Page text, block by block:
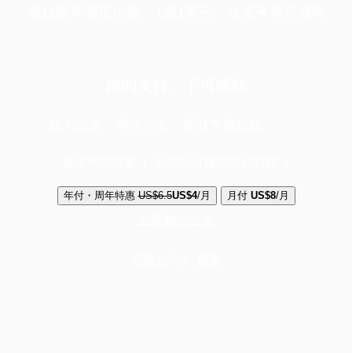
年付・周年特惠 US$6.5US$4/月 月付 US$8/月